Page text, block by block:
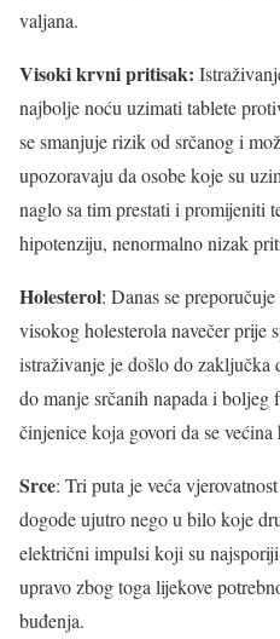
valjana.
Visoki krvni pritisak:
najbolje noću uzimati tablete
se smanjuje rizik od srčanog i
upozoravaju da osobe koje su
naglo sa tim prestati i promijeniti
hipotenziju, nenormalno nizak
Holesterol: Danas se
visokog holesterola navečer prije
istraživanje je došlo do zaključka
do manje srčanih napada i
činjenice koja govori da se
Srce: Tri puta je veća
dogode ujutro nego u bilo koje
električni impulsi koji su
upravo zbog toga lijekove
buđenja.